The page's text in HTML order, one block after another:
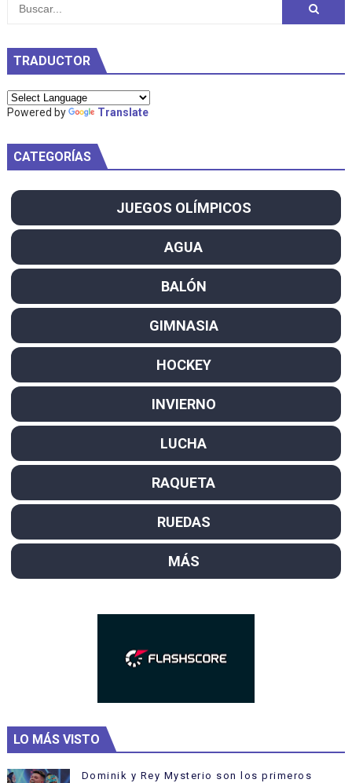
TRADUCTOR
Powered by Translate
CATEGORÍAS
JUEGOS OLÍMPICOS
AGUA
BALÓN
GIMNASIA
HOCKEY
INVIERNO
LUCHA
RAQUETA
RUEDAS
MÁS
LO MÁS VISTO
Dominik y Rey Mysterio son los primeros